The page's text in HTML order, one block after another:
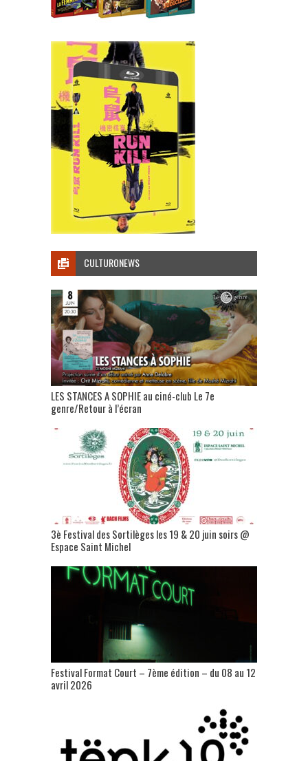
CULTURONEWS
LES STANCES A SOPHIE au ciné-club Le 7e
genre/Retour à l’écran
3è Festival des Sortilèges les 19 & 20 juin soirs @
Espace Saint Michel
Festival Format Court – 7ème édition – du 08 au 12
avril 2026